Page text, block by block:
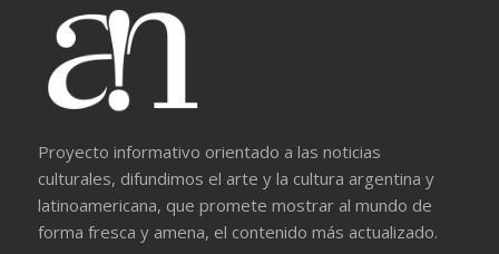
Proyecto informativo orientado a las noticias
culturales, difundimos el arte y la cultura argentina y
latinoamericana, que promete mostrar al mundo de
forma fresca y amena, el contenido más actualizado.